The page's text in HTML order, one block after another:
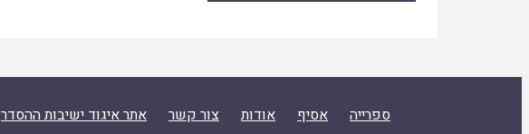
ספרייה אסיף אודות צור קשר אתר איגוד ישיבות ההסדר